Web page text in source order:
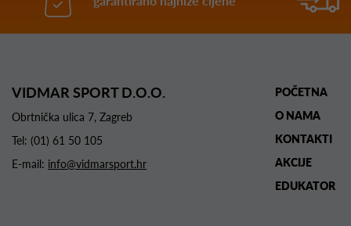
VIDMAR SPORT D.O.O.
Obrtnička ulica 7, Zagreb
Tel: (01) 61 50 105
E-mail: info@vidmarsport.hr
POČETNA
O NAMA
KONTAKTI
AKCIJE
EDUKATOR